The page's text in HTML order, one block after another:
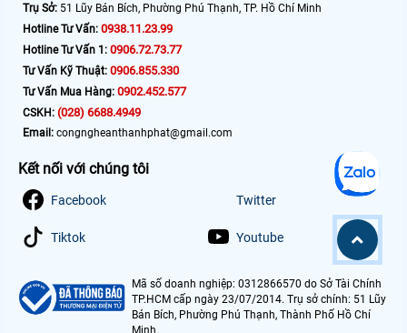
Trụ Sở: 51 Lũy Bán Bích, Phường Phú Thạnh, TP. Hồ Chí Minh
Hotline Tư Vấn: 0938.11.23.99
Hotline Tư Vấn 1: 0906.72.73.77
Tư Vấn Kỹ Thuật: 0906.855.330
Tư Vấn Mua Hàng: 0902.452.577
CSKH: (028) 6688.4949
Email: congngheanthanhphat@gmail.com
Kết nối với chúng tôi
Facebook Twitter
Tiktok Youtube
Mã số doanh nghiệp: 0312866570 do Sở Tài Chính
TP.HCM cấp ngày 23/07/2014. Trụ sở chính: 51 Lũy
Bán Bích, Phường Phú Thạnh, Thành Phố Hồ Chí
Minh